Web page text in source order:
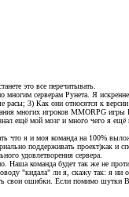
это все перечитывать.
серверам Рунета. Я
3) Как они относятся к
многих игроков MMORPG игры
ещё мой мозг и много чего
что я и моя команда на
поддерживать
удовлетворения сервера.
команда будет так же не
"кидала" ли я, скажу так: я ни
ошибки. Если помимо шутки